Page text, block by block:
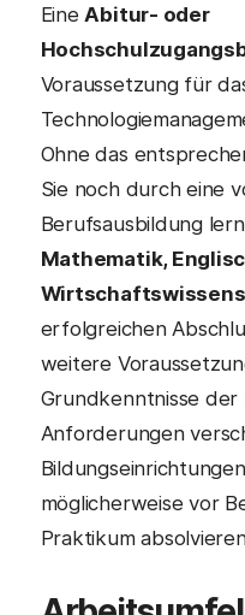
Eine Abitur- oder
Voraussetzung für
Ohne das
Sie noch durch eine
Berufsausbildung
Mathematik,
erfolgreichen
weitere
Grundkenntnisse der
Anforderungen
möglicherweise vor
Praktikum